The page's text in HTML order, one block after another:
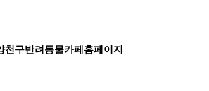
천구반려동물카페홈페이지